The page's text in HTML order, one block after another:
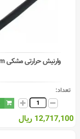
وارنیش حرارتی مشکی 50mm
تعداد:
12,717,100 ریال